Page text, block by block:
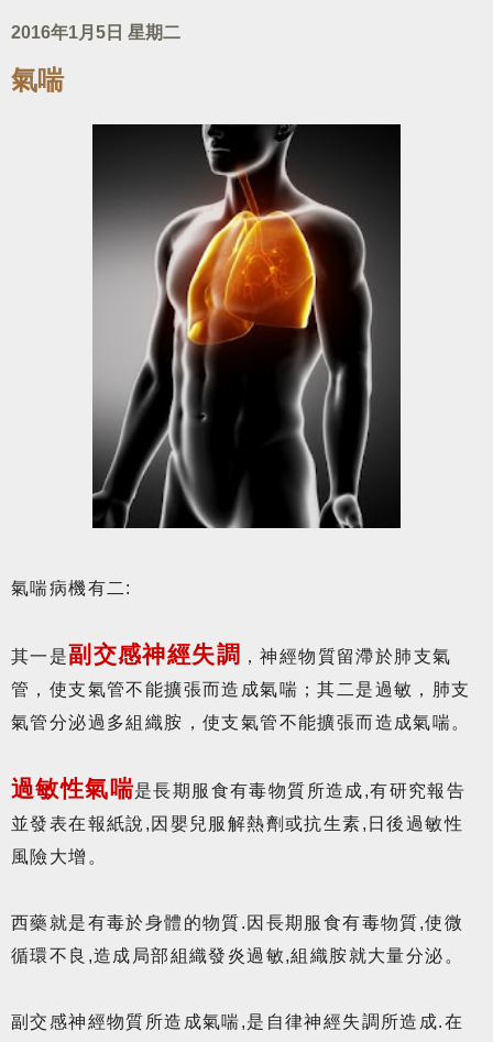
2016年1月5日 星期二
氣喘
氣喘病機有二:
其一是副交感神經失調 ，神經物質留滯於肺支氣
管，使支氣管不能擴張而造成氣喘；其二是過敏，肺支
氣管分泌過多組織胺，使支氣管不能擴張而造成氣喘。
過敏性氣喘是長期服食有毒物質所造成,有研究報告
並發表在報紙說,因嬰兒服解熱劑或抗生素,日後過敏性
風險大增。
西藥就是有毒於身體的物質.因長期服食有毒物質,使微
循環不良,造成局部組織發炎過敏,組織胺就大量分泌。
副交感神經物質所造成氣喘,是自律神經失調所造成.在